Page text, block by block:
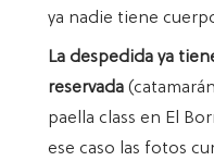
ya nadie tiene
La despedida ya
reservada
paella class en El
ese caso las fotos